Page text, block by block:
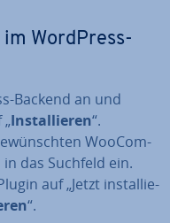
WordPress-
Backend an und
In­stal­lie­ren“.
Woo­Com­
das Suchfeld ein.
auf „Jetzt in­stal­lie­
“.